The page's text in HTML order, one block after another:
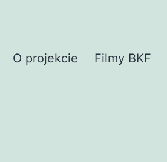
O projekcie Filmy BKF